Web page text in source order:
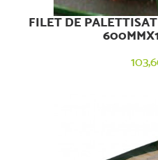
FILET DE